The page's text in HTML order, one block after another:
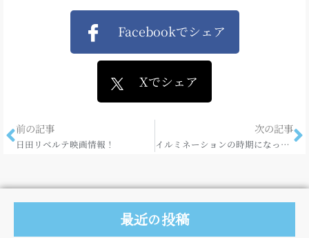
Facebookでシェア
Xでシェア
前の記事
日田リベルテ映画情報！
次の記事
イルミネーションの時期になってきましたね☆
最近の投稿